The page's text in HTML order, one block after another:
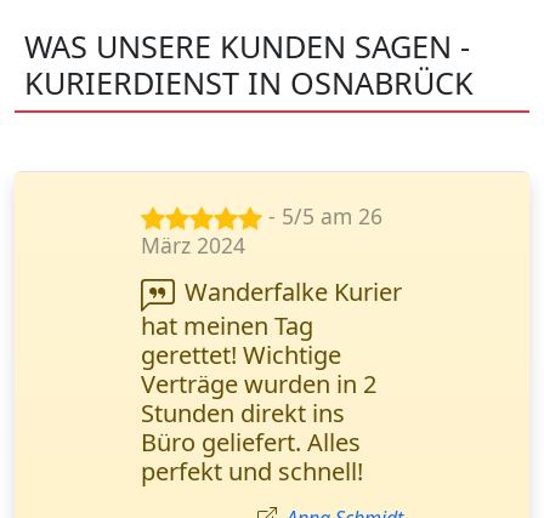
WAS UNSERE KUNDEN SAGEN -
KURIERDIENST IN OSNABRÜCK
- 5/5 am 25
Nov. 2024
Wanderfalke Kurier
steht für
Geschwindigkeit! Ein
Ersatzteil (1 Palette)
wurde in 3 Stunden
direkt ins Lager
geliefert. Ich komme
wieder, danke!